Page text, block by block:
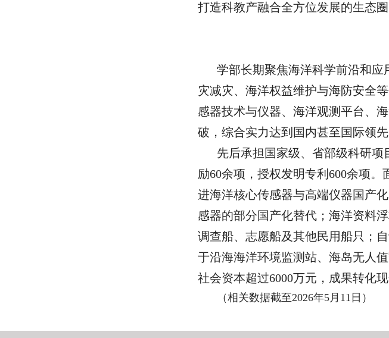
打造科教产融合全方位发展的生态
学部长期聚焦海洋科学前沿和
灾减灾、海洋权益维护与海防安全
感器技术与仪器、海洋观测平台、
破，综合实力达到国内甚至国际领先
先后承担国家级、省部级科研项
励60余项， 授权发明专利 600余项。
进海洋核心传感器与高端仪器国产
感器的部分国产化替代；海洋资料
调查船、志愿船及其他民用船只；
于沿海海洋环境监测站、海岛无人
社会资本超过6000万元 ，成果转化
（相关数据截至2026年5月11日）